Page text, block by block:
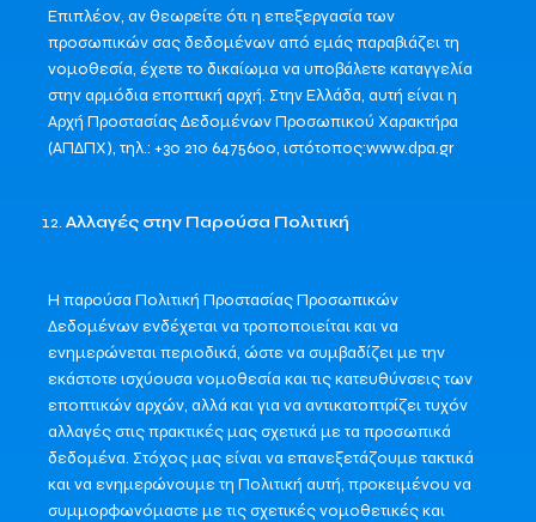
Επιπλέον, αν θεωρείτε ότι η επεξεργασία των
προσωπικών σας δεδομένων από εμάς παραβιάζει τη
νομοθεσία, έχετε το δικαίωμα να υποβάλετε καταγγελία
στην αρμόδια εποπτική αρχή. Στην Ελλάδα, αυτή είναι η
Αρχή Προστασίας Δεδομένων Προσωπικού Χαρακτήρα
(ΑΠΔΠΧ), τηλ.: +30 210 6475600, ιστότοπος:www.dpa.gr
Αλλαγές στην Παρούσα Πολιτική
Η παρούσα Πολιτική Προστασίας Προσωπικών
Δεδομένων ενδέχεται να τροποποιείται και να
ενημερώνεται περιοδικά, ώστε να συμβαδίζει με την
εκάστοτε ισχύουσα νομοθεσία και τις κατευθύνσεις των
εποπτικών αρχών, αλλά και για να αντικατοπτρίζει τυχόν
αλλαγές στις πρακτικές μας σχετικά με τα προσωπικά
δεδομένα. Στόχος μας είναι να επανεξετάζουμε τακτικά
και να ενημερώνουμε τη Πολιτική αυτή, προκειμένου να
συμμορφωνόμαστε με τις σχετικές νομοθετικές και